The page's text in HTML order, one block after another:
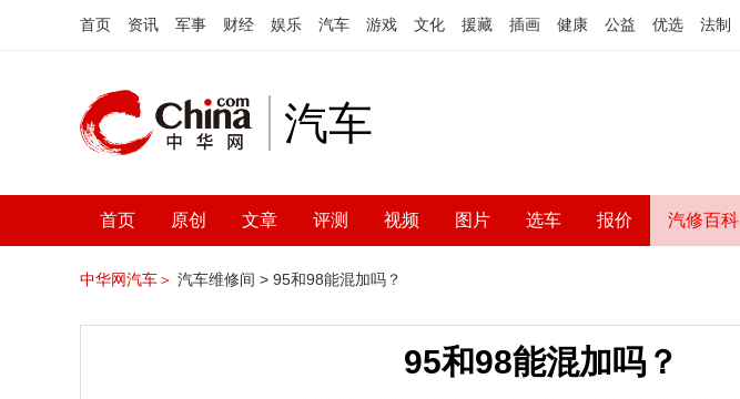
首页 资讯 军事 财经 娱乐 汽车 游戏 文化 援藏 插画 健康 公益 优选 法制
汽车
首页 原创 文章 评测 视频 图片 选车 报价 汽修百科
中华网汽车＞ 汽车维修间 > 95和98能混加吗？
95和98能混加吗？